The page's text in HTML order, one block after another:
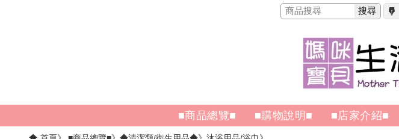
搜尋
■商品總覽■ ■購物說明■ ■店家介紹■